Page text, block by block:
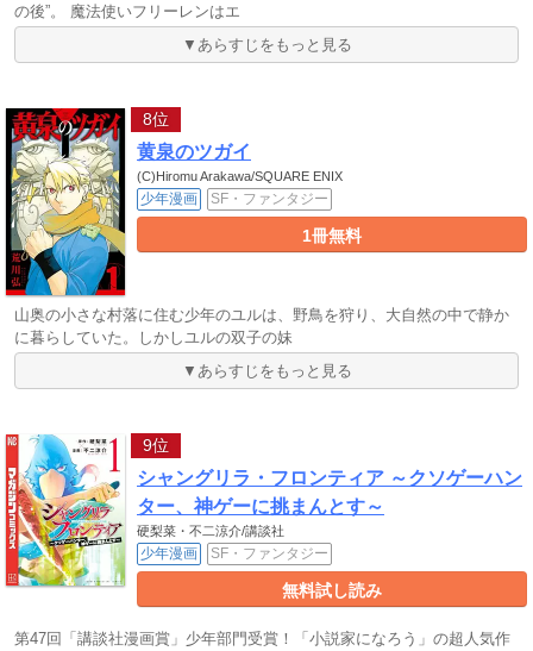
の後”。 魔法使いフリーレンはエ
▼あらすじをもっと見る
8位
黄泉のツガイ
(C)Hiromu Arakawa/SQUARE ENIX
少年漫画 SF・ファンタジー
1冊無料
山奥の小さな村落に住む少年のユルは、野鳥を狩り、大自然の中で静か
に暮らしていた。しかしユルの双子の妹
▼あらすじをもっと見る
9位
シャングリラ・フロンティア ～クソゲーハン
ター、神ゲーに挑まんとす～
硬梨菜・不二涼介/講談社
少年漫画 SF・ファンタジー
無料試し読み
第47回「講談社漫画賞」少年部門受賞！「小説家になろう」の超人気作